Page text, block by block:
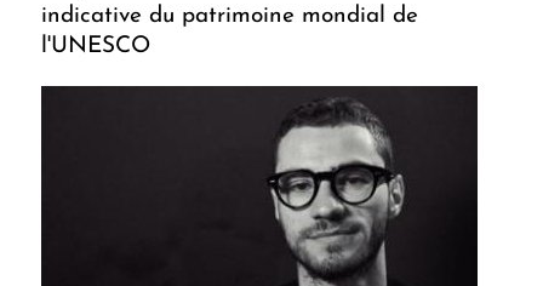
indicative du patrimoine mondial de
l'UNESCO